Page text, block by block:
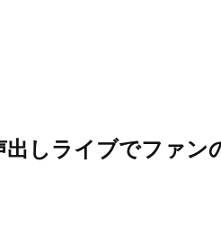
しライブでファン